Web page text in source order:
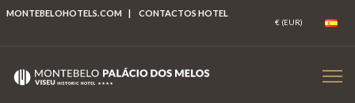
MONTEBELOHOTELS.COM | CONTACTOS HOTEL